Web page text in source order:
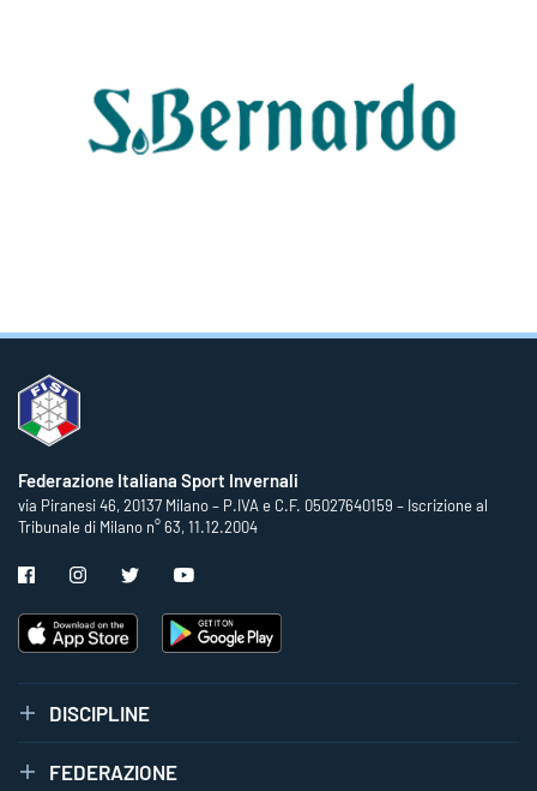
Federazione Italiana Sport Invernali
via Piranesi 46, 20137 Milano – P.IVA e C.F. 05027640159 – Iscrizione al
Tribunale di Milano n° 63, 11.12.2004
DISCIPLINE
FEDERAZIONE